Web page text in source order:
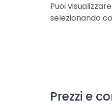
Puoi
selezionando
Prezzi e